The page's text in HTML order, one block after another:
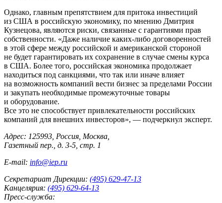
Однако, главным препятствием для притока инвестиций
из США в российскую экономику, по мнению Дмитрия
Кузнецова, являются риски, связанные с гарантиями прав
собственности. «Даже наличие каких-либо договоренностей
в этой сфере между российской и американской стороной
не будет гарантировать их сохранение в случае смены курса
в США. Более того, российская экономика продолжает
находиться под санкциями, что так или иначе влияет
на возможность компаний вести бизнес за пределами России
и закупать необходимые промежуточные товары
и оборудование.
Все это не способствует привлекательности российских
компаний для внешних инвесторов», — подчеркнул эксперт.
Адрес: 125993, Россия, Москва,
Газетный пер., д. 3-5, стр. 1
E-mail: info@iep.ru
Секретариат Дирекции: (495) 629-47-13
Канцелярия: (495) 629-64-13
Пресс-служба: